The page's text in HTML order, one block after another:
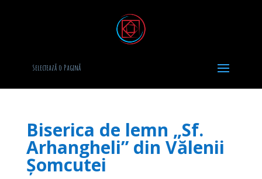
Selectează o Pagină
Biserica de lemn „Sf.
Arhangheli” din Vălenii
Şomcutei